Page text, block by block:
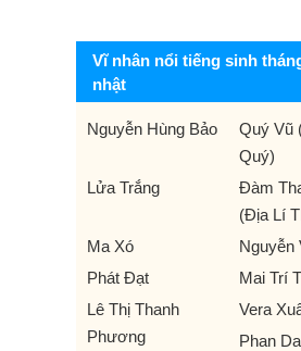
Vĩ nhân nổi tiếng sinh
nhật
Nguyễn Hùng Bảo
Quý Vũ
Quý)
Lửa Trắng
Đàm
(Địa Lí
Ma Xó
Nguyễn
Phát Đạt
Mai Trí
Lê Thị Thanh
Phương
Vera
Phan